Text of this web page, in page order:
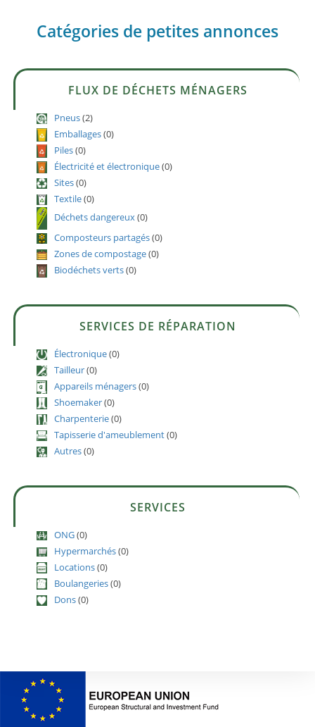
Catégories de petites annonces
FLUX DE DÉCHETS MÉNAGERS
Pneus(2)
Emballages(0)
Piles(0)
Électricité et électronique(0)
Sites(0)
Textile(0)
Déchets dangereux(0)
Composteurs partagés(0)
Zones de compostage(0)
Biodéchets verts(0)
SERVICES DE RÉPARATION
Électronique(0)
Tailleur(0)
Appareils ménagers(0)
Shoemaker(0)
Charpenterie(0)
Tapisserie d'ameublement(0)
Autres(0)
SERVICES
ONG(0)
Hypermarchés(0)
Locations(0)
Boulangeries(0)
Dons(0)